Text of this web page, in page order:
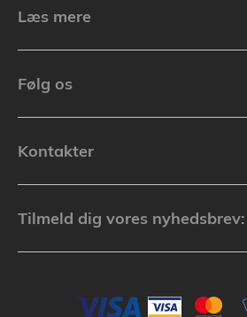
Læs mere
Følg os
Kontakter
Tilmeld dig vores nyhedsbrev: